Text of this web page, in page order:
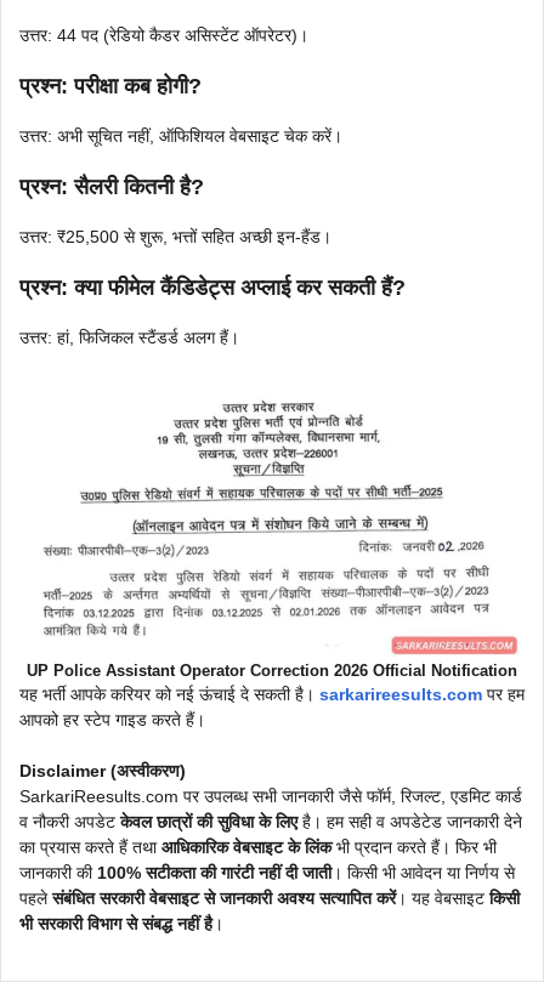
उत्तर: 44 पद (रेडियो कैडर असिस्टेंट ऑपरेटर)।
प्रश्न: परीक्षा कब होगी?
उत्तर: अभी सूचित नहीं, ऑफिशियल वेबसाइट चेक करें।
प्रश्न: सैलरी कितनी है?
उत्तर: ₹25,500 से शुरू, भत्तों सहित अच्छी इन-हैंड।
प्रश्न: क्या फीमेल कैंडिडेट्स अप्लाई कर सकती हैं?
उत्तर: हां, फिजिकल स्टैंडर्ड अलग हैं।
UP Police Assistant Operator Correction 2026 Official Notification
यह भर्ती आपके करियर को नई ऊंचाई दे सकती है। sarkarireesults.com पर हम
आपको हर स्टेप गाइड करते हैं।
Disclaimer (अस्वीकरण)
SarkariReesults.com पर उपलब्ध सभी जानकारी जैसे फॉर्म, रिजल्ट, एडमिट कार्ड
व नौकरी अपडेटकेवल छात्रों की सुविधा के लिएहै। हम सही व अपडेटेड जानकारी देने
का प्रयास करते हैं तथाआधिकारिक वेबसाइट के लिंकभी प्रदान करते हैं। फिर भी
जानकारी की100% सटीकता की गारंटी नहीं दी जाती। किसी भी आवेदन या निर्णय से
पहलेसंबंधित सरकारी वेबसाइट से जानकारी अवश्य सत्यापित करें। यह वेबसाइटकिसी
भी सरकारी विभाग से संबद्ध नहीं है।